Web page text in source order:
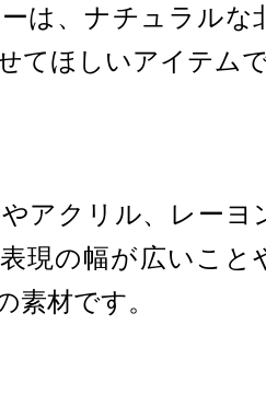
は、ナチュラルな
てほしいアイテム
アクリル、レーヨ
現の幅が広いこと
素材です。